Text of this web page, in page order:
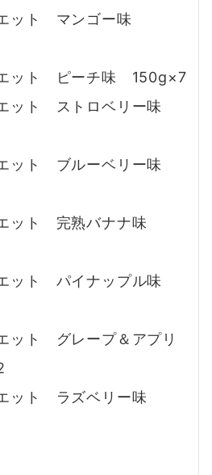
エット マンゴー味
エット ピーチ味 150g×7
エット ストロベリー味
エット ブルーベリー味
エット 完熟バナナ味
エット パイナップル味
ット グレープ＆アプリ
エット ラズベリー味